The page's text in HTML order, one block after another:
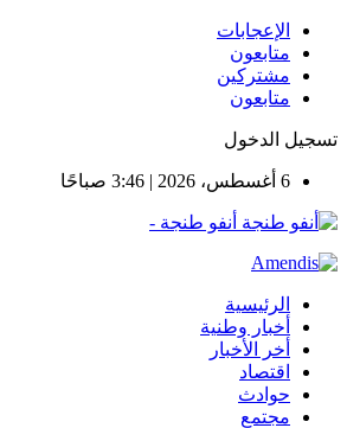
الإعجابات
متابعون
مشتركين
متابعون
الدخول
أنفو طنجة -
الرئيسية
أخبار وطنية
أخر الأخبار
اقتصاد
حوادث
مجتمع